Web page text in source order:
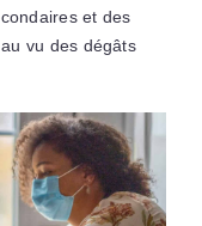
et des
vu des dégâts